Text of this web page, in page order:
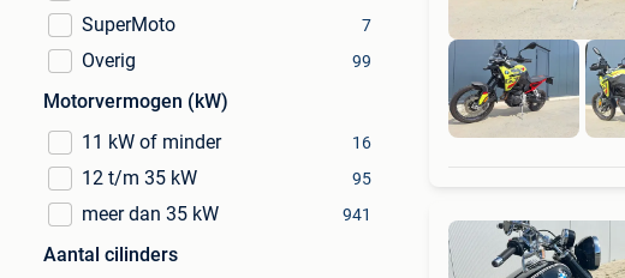
SuperMoto 7
Overig 99
Motorvermogen (kW)
11 kW of minder
16
12 t/m 35 kW 95
meer dan 35 kW 941
Aantal cilinders